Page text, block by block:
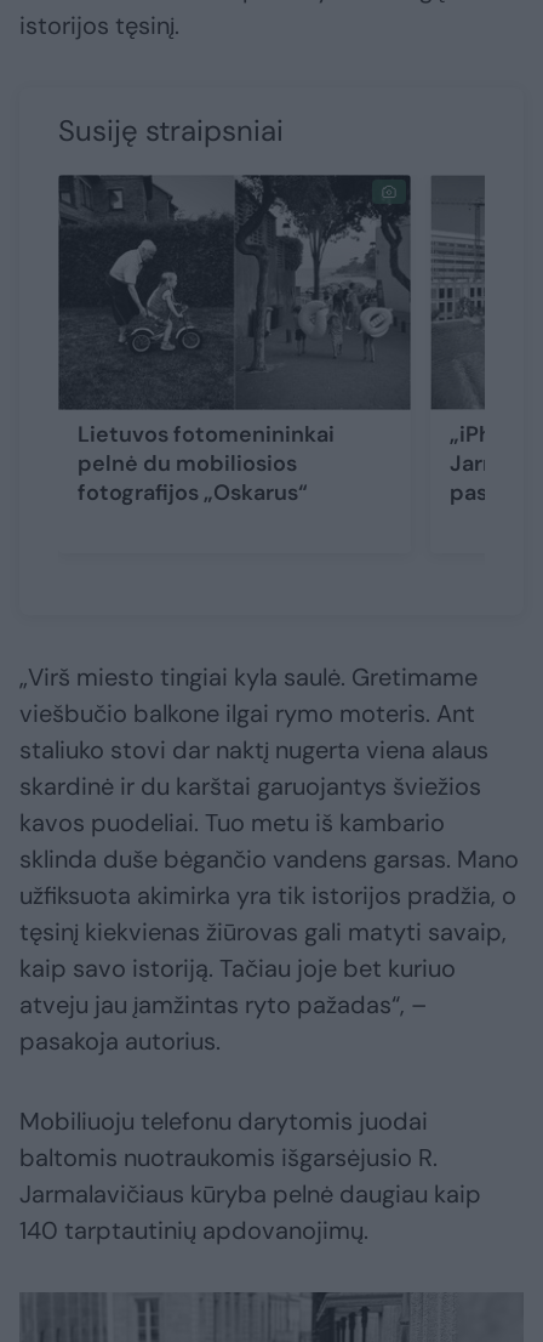
istorijos tęsinį.
Susiję straipsniai
Lietuvos fotomenininkai
pelnė du mobiliosios
fotografijos „Oskarus“
„Virš miesto tingiai kyla saulė. Gretimame
viešbučio balkone ilgai rymo moteris. Ant
staliuko stovi dar naktį nugerta viena alaus
skardinė ir du karštai garuojantys šviežios
kavos puodeliai. Tuo metu iš kambario
sklinda duše bėgančio vandens garsas. Mano
užfiksuota akimirka yra tik istorijos pradžia, o
tęsinį kiekvienas žiūrovas gali matyti savaip,
kaip savo istoriją. Tačiau joje bet kuriuo
atveju jau įamžintas ryto pažadas“, –
pasakoja autorius.
Mobiliuoju telefonu darytomis juodai
baltomis nuotraukomis išgarsėjusio R.
Jarmalavičiaus kūryba pelnė daugiau kaip
140 tarptautinių apdovanojimų.